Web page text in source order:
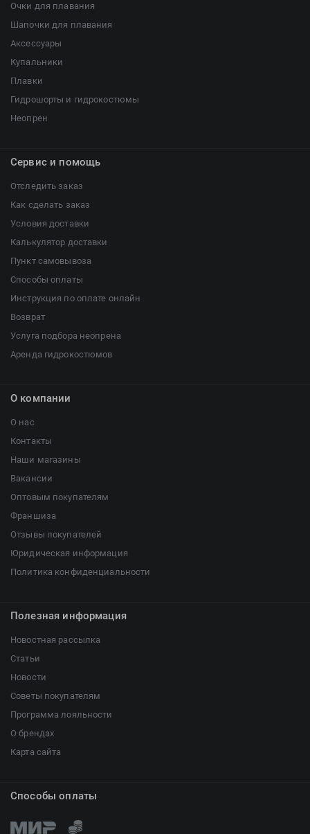
Очки для плавания
Шапочки для плавания
Аксессуары
Купальники
Плавки
Гидрошорты и гидрокостюмы
Неопрен
Сервис и помощь
Отследить заказ
Как сделать заказ
Условия доставки
Калькулятор доставки
Пункт самовывоза
Способы оплаты
Инструкция по оплате онлайн
Возврат
Услуга подбора неопрена
Аренда гидрокостюмов
О компании
О нас
Контакты
Наши магазины
Вакансии
Оптовым покупателям
Франшиза
Отзывы покупателей
Юридическая информация
Политика конфиденциальности
Полезная информация
Новостная рассылка
Статьи
Новости
Советы покупателям
Программа лояльности
О брендах
Карта сайта
Способы оплаты